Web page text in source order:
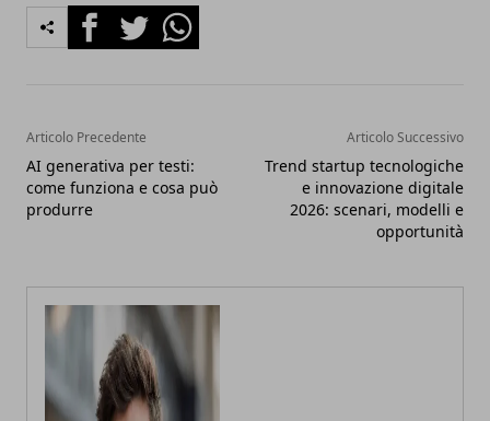
FacebookTwitterWhatsapp
Articolo Precedente
AI generativa per testi:
come funziona e cosa può
produrre
Articolo Successivo
Trend startup tecnologiche
e innovazione digitale
2026: scenari, modelli e
opportunità